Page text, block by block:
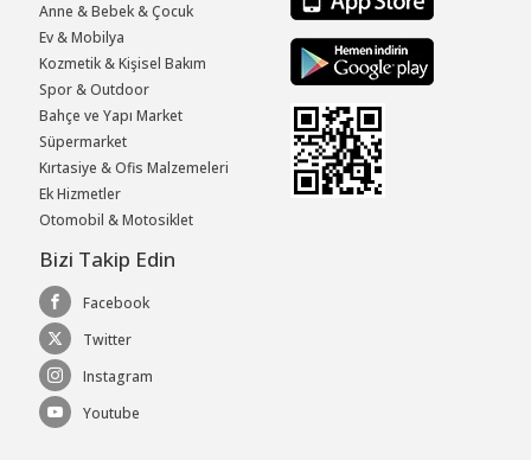
Anne & Bebek & Çocuk
Ev & Mobilya
Kozmetik & Kişisel Bakım
Spor & Outdoor
Bahçe ve Yapı Market
Süpermarket
Kırtasiye & Ofis Malzemeleri
Ek Hizmetler
Otomobil & Motosiklet
Bizi Takip Edin
Facebook
Twitter
Instagram
Youtube